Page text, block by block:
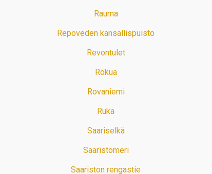
Rauma
Repoveden kansallispuisto
Revontulet
Rokua
Rovaniemi
Ruka
Saariselkä
Saaristomeri
Saariston rengastie